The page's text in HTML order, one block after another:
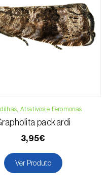
Atrativos e Feromonas
packardi
3,95€
Ver Produto